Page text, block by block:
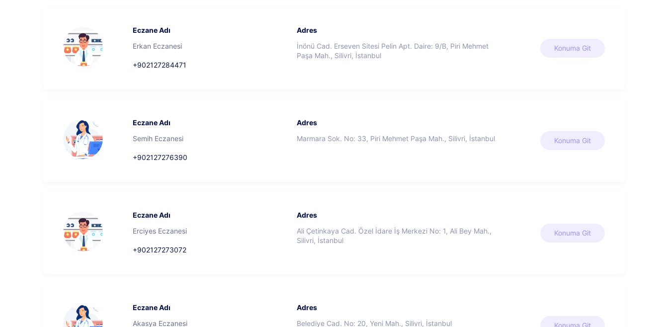
Eczane Adı
Erkan Eczanesi
+902127284471
Adres
İnönü Cad. Erseven Sitesi Pelin Apt. Daire: 9/B, Piri Mehmet
Paşa Mah., Silivri, İstanbul
Konuma Git
Eczane Adı
Semih Eczanesi
+902127276390
Adres
Marmara Sok. No: 33, Piri Mehmet Paşa Mah., Silivri, İstanbul
Konuma Git
Eczane Adı
Erciyes Eczanesi
+902127273072
Adres
Ali Çetinkaya Cad. Özel İdare İş Merkezi No: 1, Ali Bey Mah.,
Silivri, İstanbul
Konuma Git
Eczane Adı
Akasya Eczanesi
Adres
Belediye Cad. No: 20, Yeni Mah., Silivri, İstanbul
Konuma Git